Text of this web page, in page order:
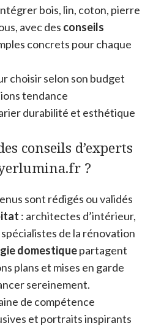
bois, lin, coton, pierre
avec des conseils
concrets pour chaque
choisir selon son budget
tendance
durabilité et esthétique
conseils d’experts
?
sont rédigés ou validés
: architectes d’intérieur,
de la rénovation
domestiquepartagent
plans et mises en garde
sereinement.
de compétence
et portraits inspirants